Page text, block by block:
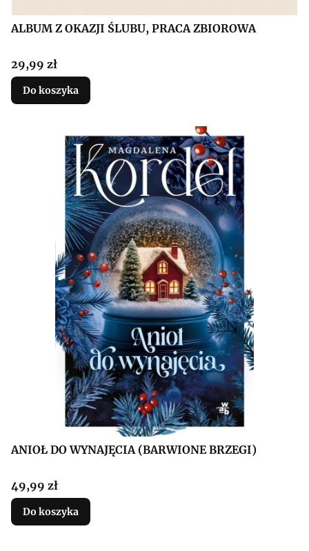
ALBUM Z OKAZJI ŚLUBU, PRACA ZBIOROWA
Cena
29,99 zł
Do koszyka
ANIOŁ DO WYNAJĘCIA (BARWIONE BRZEGI)
Cena
49,99 zł
Do koszyka